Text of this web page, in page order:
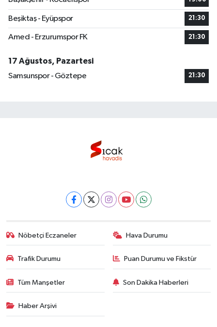
Beşiktaş - Eyüpspor 21:30
Amed - Erzurumspor FK 21:30
17 Ağustos, Pazartesi
Samsunspor - Göztepe
21:30
Nöbetçi Eczaneler Hava Durumu
Trafik Durumu Puan Durumu ve Fikstür
Tüm Manşetler Son Dakika Haberleri
Haber Arşivi